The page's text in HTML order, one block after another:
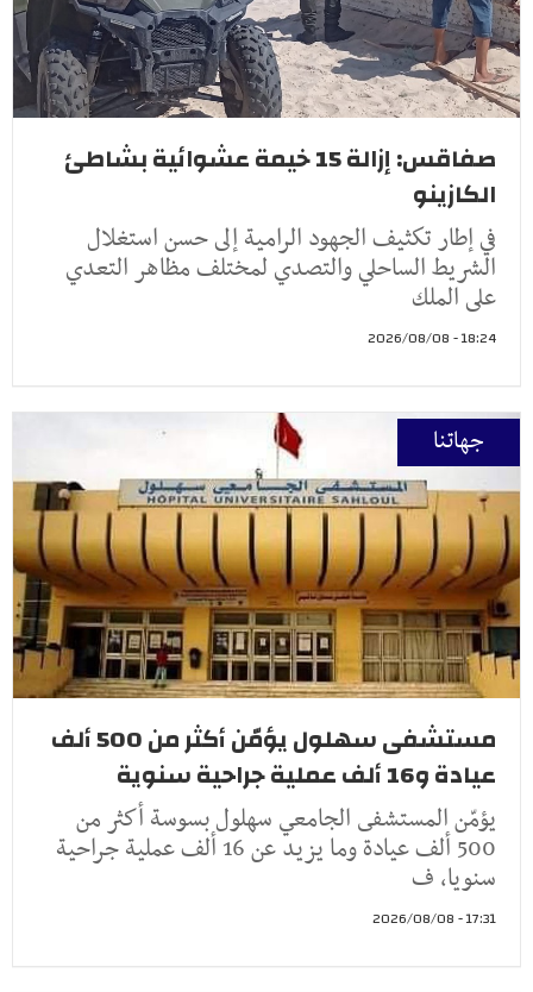
صفاقس: إزالة 15 خيمة عشوائية بشاطئ
الكازينو
في إطار تكثيف الجهود الرامية إلى حسن استغلال
الشريط الساحلي والتصدي لمختلف مظاهر التعدي
على الملك
18:24 - 2026/08/08
جهاتنا
مستشفى سهلول يؤمّن أكثر من 500 ألف
عيادة و16 ألف عملية جراحية سنوية
يؤمّن المستشفى الجامعي سهلول بسوسة أكثر من
500 ألف عيادة وما يزيد عن 16 ألف عملية جراحية
سنويا، ف
17:31 - 2026/08/08